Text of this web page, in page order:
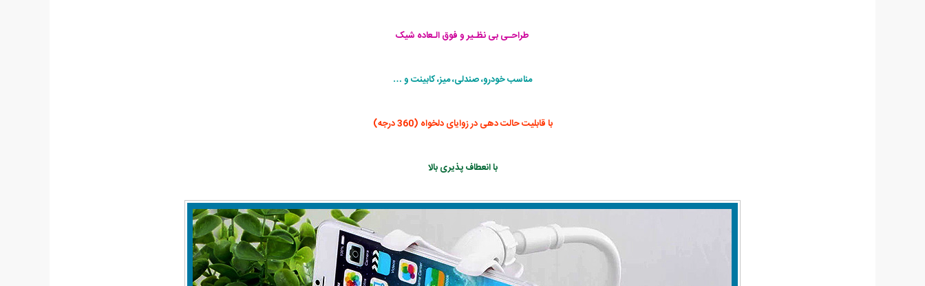
طراحـی بی نظـیر و فوق الـعاده شیک
مناسب خودرو، صندلی، میز، کابینت و …
با قابلیت حالت دهی در زوایای دلخواه (360 درجه)
با انعطاف پذیری بالا